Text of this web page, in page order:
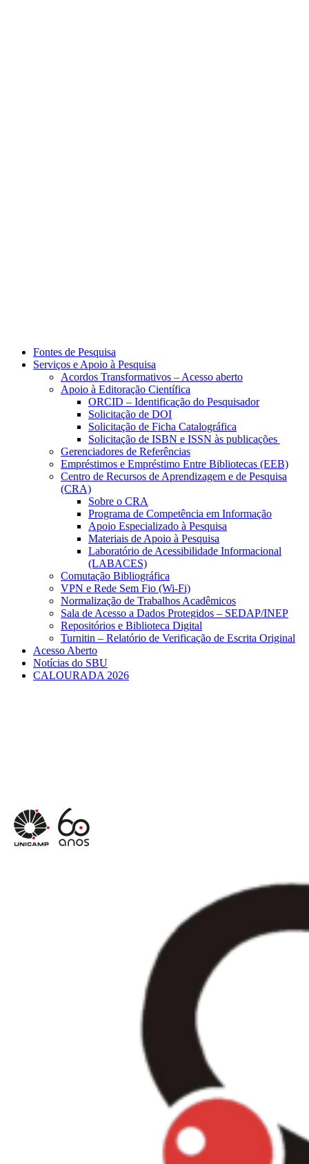
Fontes de Pesquisa
Serviços e Apoio à Pesquisa
Acordos Transformativos – Acesso aberto
Apoio à Editoração Científica
ORCID – Identificação do Pesquisador
Solicitação de DOI
Solicitação de Ficha Catalográfica
Solicitação de ISBN e ISSN às publicações
Gerenciadores de Referências
Empréstimos e Empréstimo Entre Bibliotecas (EEB)
Centro de Recursos de Aprendizagem e de Pesquisa
(CRA)
Sobre o CRA
Programa de Competência em Informação
Apoio Especializado à Pesquisa
Materiais de Apoio à Pesquisa
Laboratório de Acessibilidade Informacional
(LABACES)
Comutação Bibliográfica
VPN e Rede Sem Fio (Wi-Fi)
Normalização de Trabalhos Acadêmicos
Sala de Acesso a Dados Protegidos – SEDAP/INEP
Repositórios e Biblioteca Digital
Turnitin – Relatório de Verificação de Escrita Original
Acesso Aberto
Notícias do SBU
CALOURADA 2026